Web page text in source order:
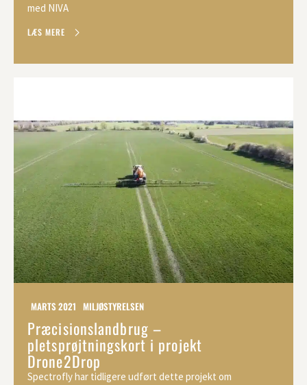
med NIVA
LÆS MERE
MARTS 2021 MILJØSTYRELSEN
Præcisionslandbrug –
pletsprøjtningskort i projekt
Drone2Drop
Spectrofly har tidligere udført dette projekt om